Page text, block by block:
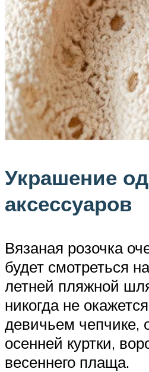
Украшение
аксессуаров
Вязаная розочка
будет смотреться
летней пляжной
никогда не
девичьем чепчике,
осенней куртки,
весеннего плаща.